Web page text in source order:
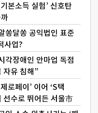
본소득 실험’ 신호탄
쏭달쏭 공익법인 표준
사업?
각장애인 안마업 독점
유 침해”
로페이’ 이어 ‘S택
수로 뛰어든 서울市